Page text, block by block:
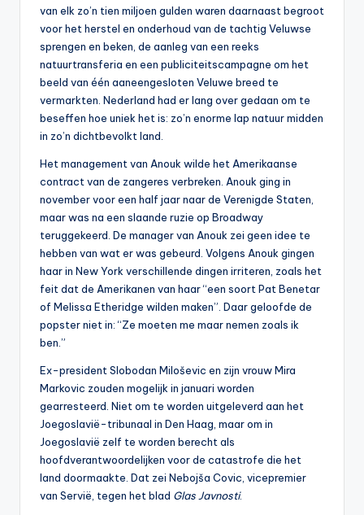
van elk zo’n tien miljoen gulden waren daarnaast begroot
voor het herstel en onderhoud van de tachtig Veluwse
sprengen en beken, de aanleg van een reeks
natuurtransferia en een publiciteitscampagne om het
beeld van één aaneengesloten Veluwe breed te
vermarkten. Nederland had er lang over gedaan om te
beseffen hoe uniek het is: zo’n enorme lap natuur midden
in zo’n dichtbevolkt land.
Het management van Anouk wilde het Amerikaanse
contract van de zangeres verbreken. Anouk ging in
november voor een half jaar naar de Verenigde Staten,
maar was na een slaande ruzie op Broadway
teruggekeerd. De manager van Anouk zei geen idee te
hebben van wat er was gebeurd. Volgens Anouk gingen
haar in New York verschillende dingen irriteren, zoals het
feit dat de Amerikanen van haar “een soort Pat Benetar
of Melissa Etheridge wilden maken”. Daar geloofde de
popster niet in: “Ze moeten me maar nemen zoals ik
ben.”
Ex-president Slobodan Miloševic en zijn vrouw Mira
Markovic zouden mogelijk in januari worden
gearresteerd. Niet om te worden uitgeleverd aan het
Joegoslavië-tribunaal in Den Haag, maar om in
Joegoslavië zelf te worden berecht als
hoofdverantwoordelijken voor de catastrofe die het
land doormaakte. Dat zei Nebojša Covic, vicepremier
van Servië, tegen het blad Glas Javnosti.